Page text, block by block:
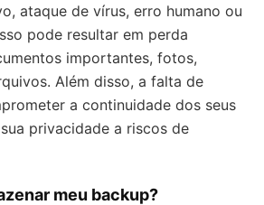
ataque de vírus, erro humano ou
pode resultar em perda
importantes, fotos,
Além disso, a falta de
a continuidade dos seus
privacidade a riscos de
meu backup?